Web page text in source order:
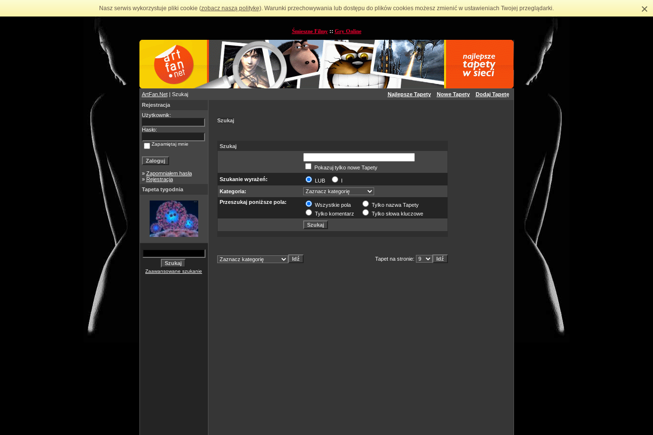
Nasz serwis wykorzystuje pliki cookie (zobacz naszą politykę). Warunki przechowywania lub dostępu do plików cookies możesz zmienić w ustawieniach Twojej przeglądarki. ×
Śmieszne Filmy:: Gry Online
ArtFan.Net| Szukaj Najlepsze Tapety Nowe Tapety
Dodaj Tapetę
Rejestracja
Użytkownik:
Hasło:
Zapamiętaj mnie
» Zapomniałem hasła
» Rejestracja
Tapeta tygodnia
Zaawansowane szukanie
Szukaj
Szukaj
Pokazuj tylko nowe Tapety
Szukanie wyrażeń:
LUB
I
Kategoria:
Przeszukaj poniższe pola:
Wszystkie pola
Tylko nazwa Tapety
Tylko komentarz
Tylko słowa kluczowe
Tapet na stronie: